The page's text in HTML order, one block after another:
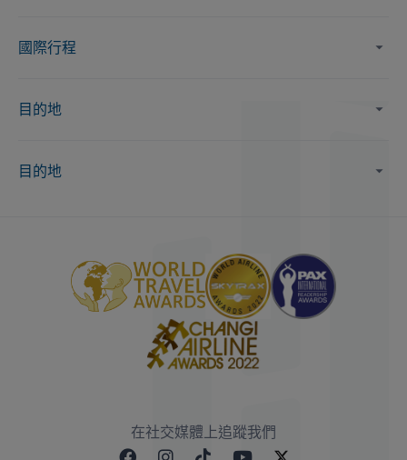
國際行程
目的地
目的地
在社交媒體上追蹤我們